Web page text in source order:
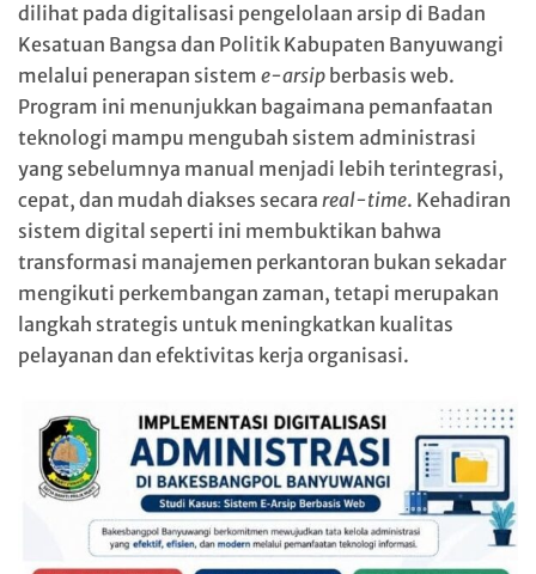
dilihat pada digitalisasi pengelolaan arsip di Badan
Kesatuan Bangsa dan Politik Kabupaten Banyuwangi
melalui penerapan sistem e-arsip berbasis web.
Program ini menunjukkan bagaimana pemanfaatan
teknologi mampu mengubah sistem administrasi
yang sebelumnya manual menjadi lebih terintegrasi,
cepat, dan mudah diakses secara real-time. Kehadiran
sistem digital seperti ini membuktikan bahwa
transformasi manajemen perkantoran bukan sekadar
mengikuti perkembangan zaman, tetapi merupakan
langkah strategis untuk meningkatkan kualitas
pelayanan dan efektivitas kerja organisasi.